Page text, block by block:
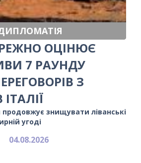
ОЦІНЮЄ
7 РАУНДУ
З
продовжує знищувати ліванські
угоді
04.08.2026